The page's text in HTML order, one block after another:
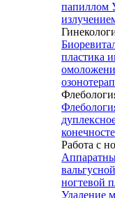
папиллом
пластика
Работа с
ногтевой
Удаление